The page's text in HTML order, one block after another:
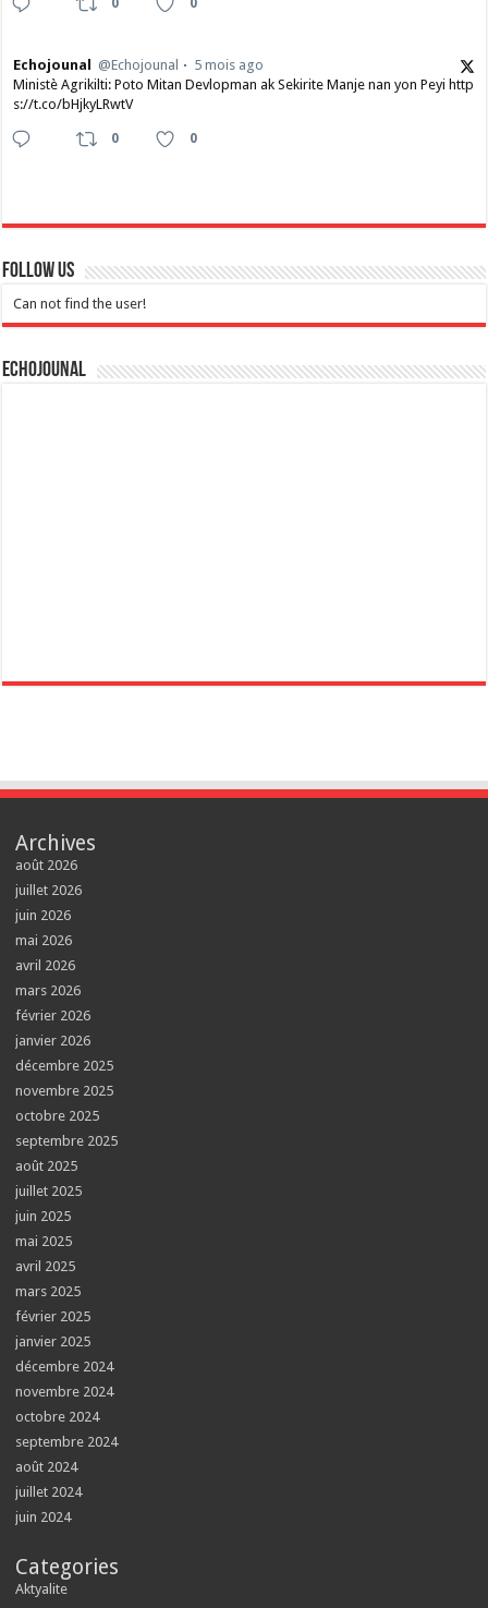
0 0
Echojounal @Echojounal
5 mois ago
Ministè Agrikilti: Poto Mitan Devlopman ak Sekirite Manje nan yon Peyi http
s://t.co/bHjkyLRwtV
0 0
Follow Us
Can not find the user!
Echojounal
Archives
août 2026
juillet 2026
juin 2026
mai 2026
avril 2026
mars 2026
février 2026
janvier 2026
décembre 2025
novembre 2025
octobre 2025
septembre 2025
août 2025
juillet 2025
juin 2025
mai 2025
avril 2025
mars 2025
février 2025
janvier 2025
décembre 2024
novembre 2024
octobre 2024
septembre 2024
août 2024
juillet 2024
juin 2024
Categories
Aktyalite